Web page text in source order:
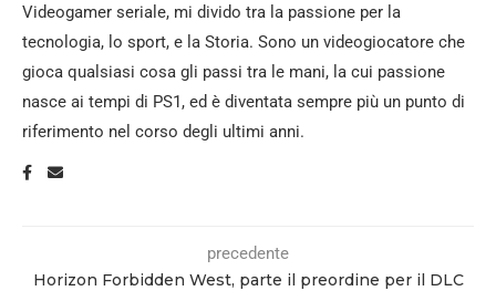
Videogamer seriale, mi divido tra la passione per la
tecnologia, lo sport, e la Storia. Sono un videogiocatore che
gioca qualsiasi cosa gli passi tra le mani, la cui passione
nasce ai tempi di PS1, ed è diventata sempre più un punto di
riferimento nel corso degli ultimi anni.
precedente
Horizon Forbidden West, parte il preordine per il DLC